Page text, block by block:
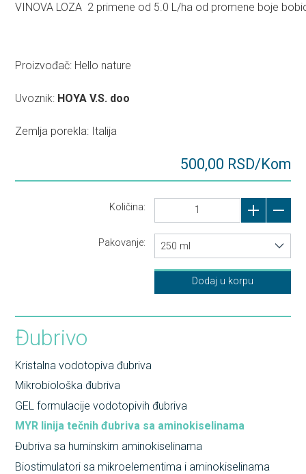
VINOVA LOZA 2 primene od 5.0 L/ha od promene boje
Proizvođač: Hello nature
Uvoznik: HOYA V.S. doo
Zemlja porekla: Italija
500,00 RSD/Kom
Količina:
Pakovanje: 250 ml
Dodaj u korpu
Đubrivo
Kristalna vodotopiva đubriva
Mikrobiološka đubriva
GEL formulacije vodotopivih đubriva
MYR linija tečnih đubriva sa aminokiselinama
Đubriva sa huminskim aminokiselinama
Biostimulatori sa mikroelementima i aminokiselinama